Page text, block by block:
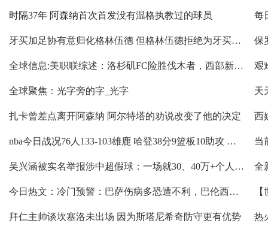
时隔37年 阿森纳首次首发没有温格执教过的球员
牙买加足协有意归化格林伍德 但格林伍德拒绝为牙买加效力
全球信息:美职联综述：洛杉矶FC险胜伐木者，西部新军迎两连胜
全球聚焦：光字旁的字_光字
扎卡曾差点离开阿森纳 阿尔特塔的劝说改变了他的决定
nba今日战况76人133-103雄鹿 哈登38分9篮板10助攻 恩比德31分10篮板-环球热讯
吴兴涵被实名举报涉中超假球：一场就30、40万+个人赌球 全
今日热文：冷门预警：巴萨伤病多恐遭不利，巴伦西亚欲取分保级
拜仁主帅谈坎塞洛未出场 因为斯塔尼希奇防守更有优势